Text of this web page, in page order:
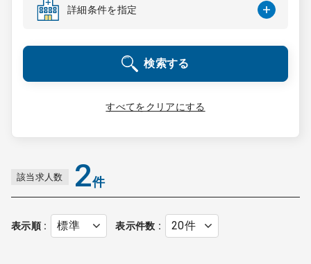
コンサルタント
成功事例
転職ノウハウ
受付時間 9:00 ～ 18:00（平日）
0120-337-613
クリニック開業
詳細条件を指定
検索する
すべてをクリアにする
該当求人数 2件
表示順 表示件数